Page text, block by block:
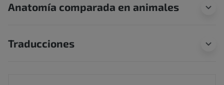
Anatomía comparada en animales
Traducciones